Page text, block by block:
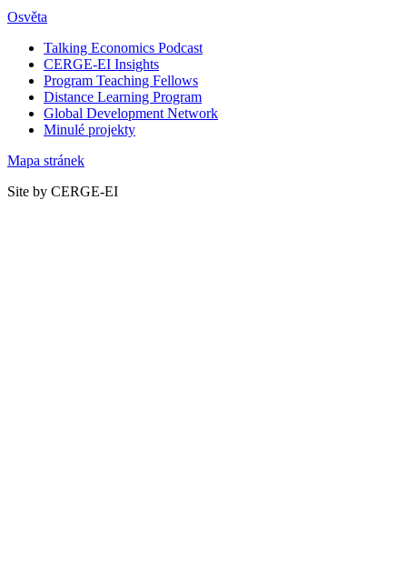
Osvěta
Talking Economics Podcast
CERGE-EI Insights
Program Teaching Fellows
Distance Learning Program
Global Development Network
Minulé projekty
Mapa stránek
Site by CERGE-EI